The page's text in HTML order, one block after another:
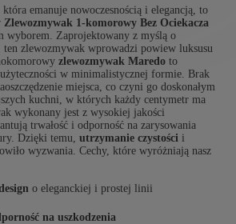
emanuje nowoczesnością i elegancją, to
Zlewozmywak 1-komorowy Bez Ociekacza
wyborem. Zaprojektowany z myślą o
zlewozmywak wprowadzi powiew luksusu
zlewozmywak Maredo to
w minimalistycznej formie. Brak
miejsca, co czyni go doskonałym
kuchni, w których każdy centymetr ma
wykonany jest z wysokiej jakości
trwałość i odporność na zarysowania
Dzięki temu,utrzymanie czystości i
wyzwania. Cechy, które wyróżniają nasz
o eleganckiej i prostej linii
na uszkodzenia